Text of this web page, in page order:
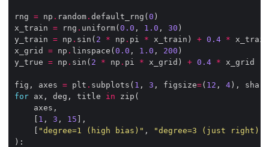
rng = np . random . default_rng( 0
x_train = rng . uniform( 0.0 , 1.0 , 30
y_train = np . sin( 2 * np . pi * x_train) + 0.4 *
x_grid = np . linspace( 0.0 , 1.0 , 200
y_true = np . sin( 2 * np . pi * x_grid) + 0.4 *
fig, axes = plt . subplots( 1 , 3 , figsize=( 12 , 4 ),
for ax, deg, title in
1 , 3 , 15
"degree=1 (high bias)" , "degree=3 (just right)"